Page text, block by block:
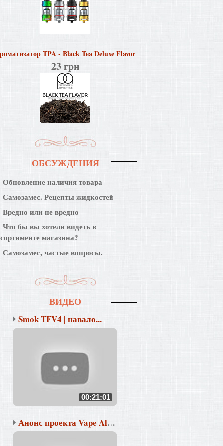
TPA - Black Tea Deluxe Flavor
23 грн
ОБСУЖДЕНИЯ
Обновление наличия товара
Самозамес. Рецепты жидкостей
Вредно или не вредно
Что бы вы хотели видеть в
магазина?
Самозамес, частые вопросы.
ВИДЕО
Smok TFV4 | навало...
00:21:01
Анонс проекта Vape Alli...